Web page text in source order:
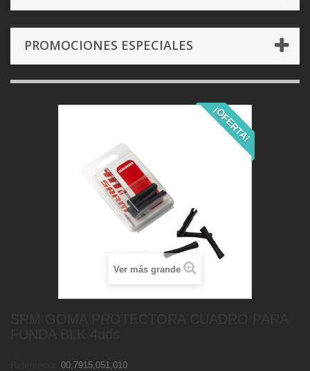
PROMOCIONES ESPECIALES
¡OFERTA!
Ver más grande
00,7915,051,010